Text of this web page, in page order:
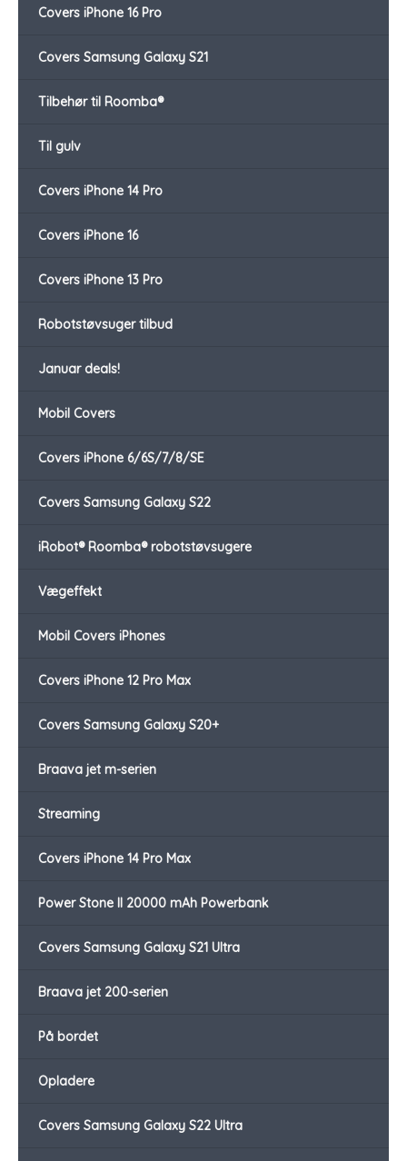
Covers iPhone 16 Pro
Covers Samsung Galaxy S21
Tilbehør til Roomba®
Til gulv
Covers iPhone 14 Pro
Covers iPhone 16
Covers iPhone 13 Pro
Robotstøvsuger tilbud
Januar deals!
Mobil Covers
Covers iPhone 6/6S/7/8/SE
Covers Samsung Galaxy S22
iRobot® Roomba® robotstøvsugere
Vægeffekt
Mobil Covers iPhones
Covers iPhone 12 Pro Max
Covers Samsung Galaxy S20+
Braava jet m-serien
Streaming
Covers iPhone 14 Pro Max
Power Stone II 20000 mAh Powerbank
Covers Samsung Galaxy S21 Ultra
Braava jet 200-serien
På bordet
Opladere
Covers Samsung Galaxy S22 Ultra